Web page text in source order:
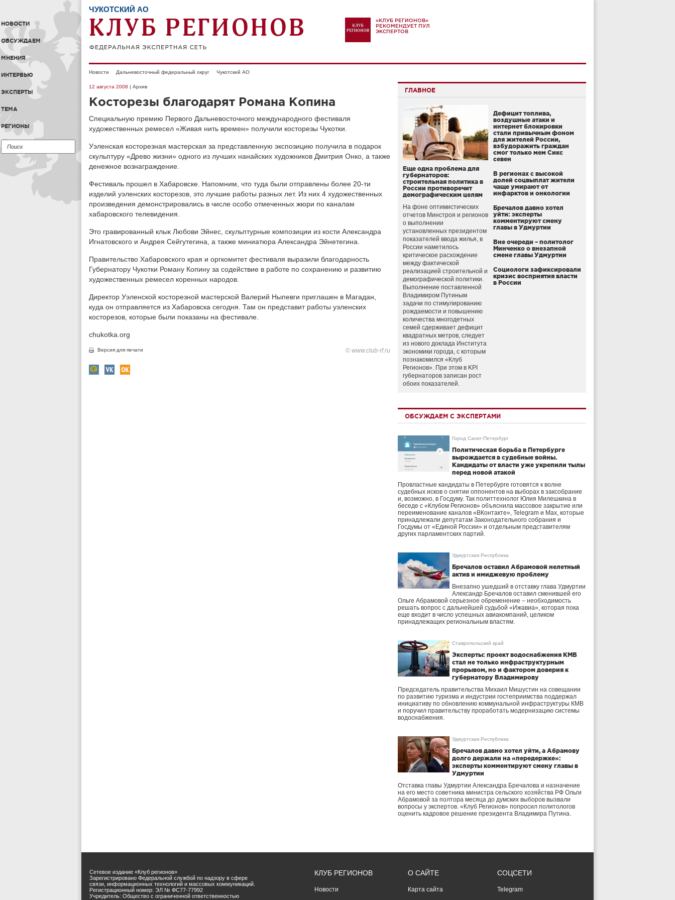
НОВОСТИ
ОБСУЖДАЕМ
МНЕНИЯ
ИНТЕРВЬЮ
ЭКСПЕРТЫ
ТЕМА
РЕГИОНЫ
ЧУКОТСКИЙ АО
«КЛУБ РЕГИОНОВ»
РЕКОМЕНДУЕТ ПУЛ
ЭКСПЕРТОВ
Новости Дальневосточный федеральный округ Чукотский АО
12 августа 2008 | Архив
Косторезы благодарят Романа Копина
Специальную премию Первого Дальневосточного международного фестиваля
художественных ремесел «Живая нить времен» получили косторезы Чукотки.
Уэленская косторезная мастерская за представленную экспозицию получила в подарок
скульптуру «Древо жизни» одного из лучших нанайских художников Дмитрия Онко, а также
денежное вознаграждение.
Фестиваль прошел в Хабаровске. Напомним, что туда были отправлены более 20-ти
изделий уэленских косторезов, это лучшие работы разных лет. Из них 4 художественных
произведения демонстрировались в числе особо отмеченных жюри по каналам
хабаровского телевидения.
Это гравированный клык Любови Эйнес, скульптурные композиции из кости Александра
Игнатовского и Андрея Сейгутегина, а также миниатюра Александра Эйнетегина.
Правительство Хабаровского края и оргкомитет фестиваля выразили благодарность
Губернатору Чукотки Роману Копину за содействие в работе по сохранению и развитию
художественных ремесел коренных народов.
Директор Уэленской косторезной мастерской Валерий Ныпевги приглашен в Магадан,
куда он отправляется из Хабаровска сегодня. Там он представит работы уэленских
косторезов, которые были показаны на фестивале.
chukotka.org
Версия для печати © www.club-rf.ru
ГЛАВНОЕ
Еще одна проблема для
губернаторов:
строительная политика в
России противоречит
демографическим целям
На фоне оптимистических
отчетов Минстроя и регионов
о выполнении
установленных президентом
показателей ввода жилья, в
России наметилось
критическое расхождение
между фактической
реализацией строительной и
демографической политики.
Выполнение поставленной
Владимиром Путиным
задачи по стимулированию
рождаемости и повышению
количества многодетных
семей сдерживает дефицит
квадратных метров, следует
из нового доклада Института
экономики города, с которым
познакомился «Клуб
Регионов». При этом в KPI
губернаторов записан рост
обоих показателей.
Дефицит топлива,
воздушные атаки и
интернет блокировки
стали привычным фоном
для жителей России,
взбудоражить граждан
смог только мем Сикс
севен
В регионах с высокой
долей соцвыплат жители
чаще умирают от
инфарктов и онкологии
Бречалов давно хотел
уйти: эксперты
комментируют смену
главы в Удмуртии
Вне очереди – политолог
Минченко о внезапной
смене главы Удмуртии
Социологи зафиксировали
кризис восприятия власти
в России
ОБСУЖДАЕМ С ЭКСПЕРТАМИ
Город Санкт-Петербург
Политическая борьба в Петербурге
вырождается в судебные войны.
Кандидаты от власти уже укрепили тылы
перед новой атакой
Провластные кандидаты в Петербурге готовятся к волне
судебных исков о снятии оппонентов на выборах в заксобрание
и, возможно, в Госдуму. Так политтехнолог Юлия Милешкина в
беседе с «Клубом Регионов» объяснила массовое закрытие или
переименование каналов «ВКонтакте», Telegram и Max, которые
принадлежали депутатам Законодательного собрания и
Госдумы от «Единой России» и отдельным представителям
других парламентских партий.
Удмуртская Республика
Бречалов оставил Абрамовой нелетный
актив и имиджевую проблему
Внезапно ушедший в отставку глава Удмуртии
Александр Бречалов оставил сменившей его
Ольге Абрамовой серьезное обременение – необходимость
решать вопрос с дальнейшей судьбой «Ижавиа», которая пока
еще входит в число успешных авиакомпаний, целиком
принадлежащих региональным властям.
Ставропольский край
Эксперты: проект водоснабжения КМВ
стал не только инфраструктурным
прорывом, но и фактором доверия к
губернатору Владимирову
Председатель правительства Михаил Мишустин на совещании
по развитию туризма и индустрии гостеприимства поддержал
инициативу по обновлению коммунальной инфраструктуры КМВ
и поручил правительству проработать модернизацию системы
водоснабжения.
Удмуртская Республика
Бречалов давно хотел уйти, а Абрамову
долго держали на «передержке»:
эксперты комментируют смену главы в
Удмуртии
Отставка главы Удмуртии Александра Бречалова и назначение
на его место советника министра сельского хозяйства РФ Ольги
Абрамовой за полтора месяца до думских выборов вызвали
вопросы у экспертов. «Клуб Регионов» попросил политологов
оценить кадровое решение президента Владимира Путина.
Сетевое издание «Клуб регионов»
Зарегистрировано Федеральной службой по надзору в сфере
связи, информационных технологий и массовых коммуникаций.
Регистрационный номер: ЭЛ № ФС77-77992
Учредитель: Общество с ограниченной ответственностью
КЛУБ РЕГИОНОВ
Новости
О САЙТЕ
Карта сайта
СОЦСЕТИ
Telegram